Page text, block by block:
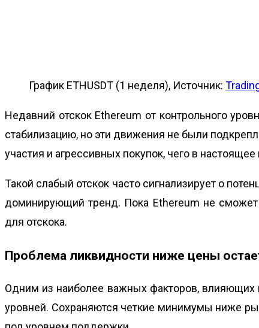
График ETHUSDT (1 неделя), Источник:
Недавний отскок Ethereum от контрольного
стабилизацию, но эти движения не были
участия и агрессивных покупок, чего в
Такой слабый отскок часто сигнализирует о
доминирующий тренд. Пока Ethereum не сможет
для отскока.
Проблема ликвидности ниже цены
Одним из наиболее важных факторов, влияющих
уровней. Сохраняются четкие минимумы ниже